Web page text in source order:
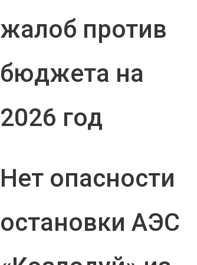
жалоб против
бюджета на
2026 год
Нет опасности
остановки АЭС